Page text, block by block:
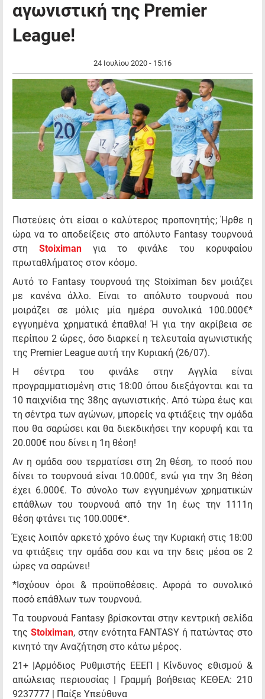
αγωνιστική της Premier
League!
24 Ιουλίου 2020 - 15:16
Πιστεύεις ότι είσαι ο καλύτερος προπονητής; Ήρθε η
ώρα να το αποδείξεις στο απόλυτο Fantasy τουρνουά
στη Stoiximanγια το φινάλε του κορυφαίου
πρωταθλήματος στον κόσμο.
Αυτό το Fantasy τουρνουά της Stoiximan δεν μοιάζει
με κανένα άλλο. Είναι το απόλυτο τουρνουά που
μοιράζει σε μόλις μία ημέρα συνολικά 100.000€*
εγγυημένα χρηματικά έπαθλα! Ή για την ακρίβεια σε
περίπου 2 ώρες, όσο διαρκεί η τελευταία αγωνιστικής
της Premier League αυτή την Κυριακή (26/07).
Η σέντρα του φινάλε στην Αγγλία είναι
προγραμματισμένη στις 18:00 όπου διεξάγονται και τα
10 παιχνίδια της 38ης αγωνιστικής. Από τώρα έως και
τη σέντρα των αγώνων, μπορείς να φτιάξεις την ομάδα
που θα σαρώσει και θα διεκδικήσει την κορυφή και τα
20.000€ που δίνει η 1η θέση!
Αν η ομάδα σου τερματίσει στη 2η θέση, το ποσό που
δίνει το τουρνουά είναι 10.000€, ενώ για την 3η θέση
έχει 6.000€. Το σύνολο των εγγυημένων χρηματικών
επάθλων του τουρνουά από την 1η έως την 1111η
θέση φτάνει τις 100.000€*.
Έχεις λοιπόν αρκετό χρόνο έως την Κυριακή στις 18:00
να φτιάξεις την ομάδα σου και να την δεις μέσα σε 2
ώρες να σαρώνει!
*Ισχύουν όροι & προϋποθέσεις. Αφορά το συνολικό
ποσό επάθλων των τουρνουά.
Tα τουρνουά Fantasy βρίσκονται στην κεντρική σελίδα
της Stoiximan, στην ενότητα FANTASY ή πατώντας στο
κινητό την Αναζήτηση στο κάτω μέρος.
21+ |Αρμόδιος Ρυθμιστής ΕΕΕΠ | Κίνδυνος εθισμού &
απώλειας περιουσίας | Γραμμή βοήθειας ΚΕΘΕΑ: 210
9237777 | Παίξε Υπεύθυνα